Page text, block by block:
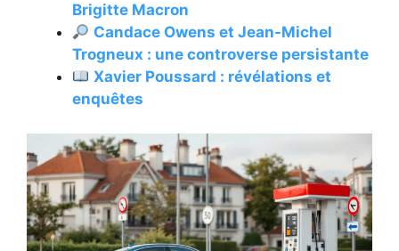
Brigitte Macron
Candace Owens et Jean-Michel
Trogneux : une controverse persistante
Xavier Poussard : révélations et
enquêtes